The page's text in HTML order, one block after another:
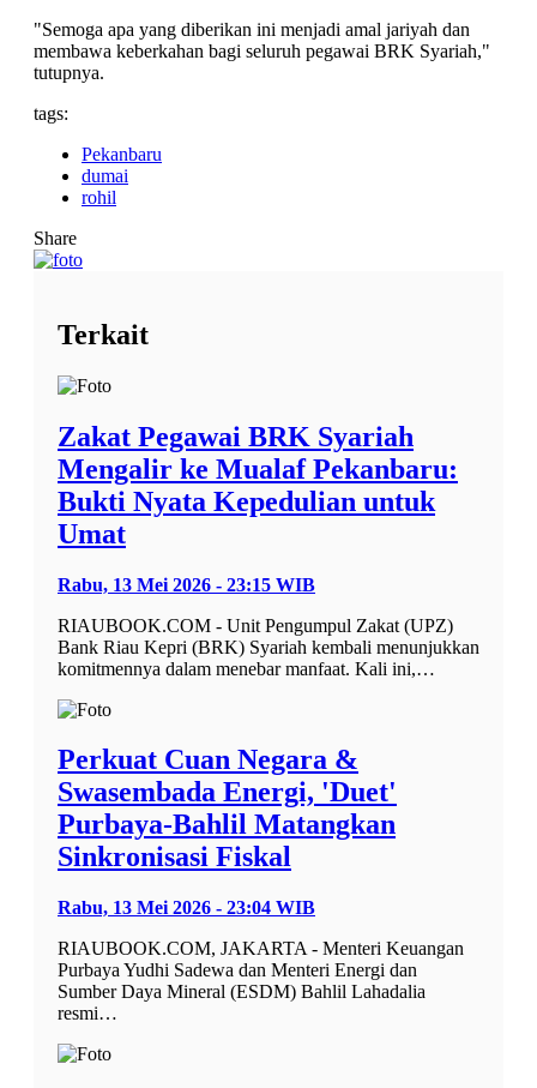
"Semoga apa yang diberikan ini menjadi amal jariyah dan
membawa keberkahan bagi seluruh pegawai BRK Syariah,"
tutupnya.
tags:
Pekanbaru
dumai
rohil
Share
Terkait
Zakat Pegawai BRK Syariah
Mengalir ke Mualaf Pekanbaru:
Bukti Nyata Kepedulian untuk
Umat
Rabu, 13 Mei 2026 - 23:15 WIB
RIAUBOOK.COM - Unit Pengumpul Zakat (UPZ)
Bank Riau Kepri (BRK) Syariah kembali menunjukkan
komitmennya dalam menebar manfaat. Kali ini,…
Perkuat Cuan Negara &
Swasembada Energi, 'Duet'
Purbaya-Bahlil Matangkan
Sinkronisasi Fiskal
Rabu, 13 Mei 2026 - 23:04 WIB
RIAUBOOK.COM, JAKARTA - Menteri Keuangan
Purbaya Yudhi Sadewa dan Menteri Energi dan
Sumber Daya Mineral (ESDM) Bahlil Lahadalia
resmi…